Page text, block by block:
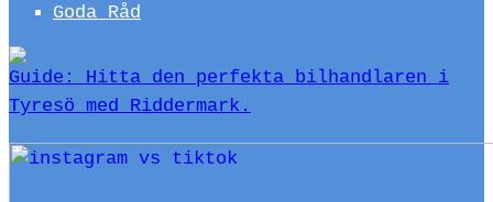
Goda Råd
Guide: Hitta den perfekta bilhandlaren i
Tyresö med Riddermark.